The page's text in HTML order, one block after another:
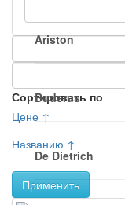
Ariston
Buderus
De Dietrich
Сортировать по
Цене ↑
Названию ↑
Применить